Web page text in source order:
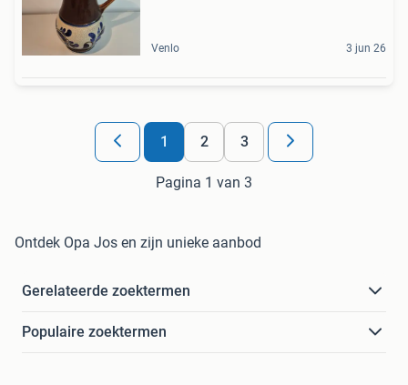
Venlo 3 jun 26
1 2 3
Pagina 1 van 3
Ontdek Opa Jos en zijn unieke aanbod
Gerelateerde zoektermen
Populaire zoektermen